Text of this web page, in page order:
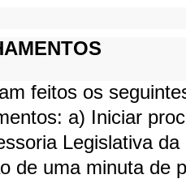
feitos os
a) Iniciar
Legislativa
de uma minuta de